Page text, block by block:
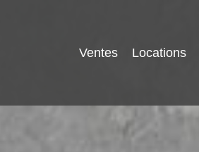
Ventes Locations